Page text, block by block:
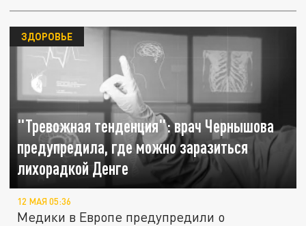
"Тревожная тенденция": врач Чернышова
предупредила, где можно заразиться
лихорадкой Денге
ЗДОРОВЬЕ
12 МАЯ 05:36
Медики в Европе предупредили о